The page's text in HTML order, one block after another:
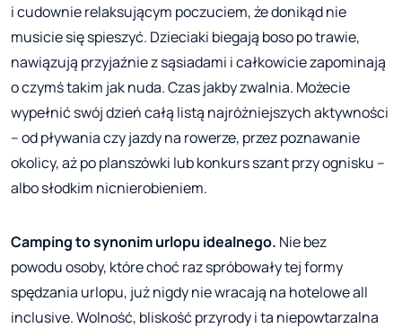
i cudownie relaksującym poczuciem, że donikąd nie
musicie się spieszyć. Dzieciaki biegają boso po trawie,
nawiązują przyjaźnie z sąsiadami i całkowicie zapominają
o czymś takim jak nuda. Czas jakby zwalnia. Możecie
wypełnić swój dzień całą listą najróżniejszych aktywności
– od pływania czy jazdy na rowerze, przez poznawanie
okolicy, aż po planszówki lub konkurs szant przy ognisku –
albo słodkim nicnierobieniem.
Camping to synonim urlopu idealnego. Nie bez
powodu osoby, które choć raz spróbowały tej formy
spędzania urlopu, już nigdy nie wracają na hotelowe all
inclusive. Wolność, bliskość przyrody i ta niepowtarzalna